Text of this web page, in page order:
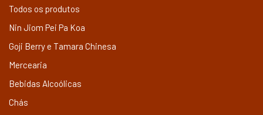
Todos os produtos
Nin Jiom Pei Pa Koa
Goji Berry e Tamara Chinesa
Mercearia
Bebidas Alcoólicas
Chás